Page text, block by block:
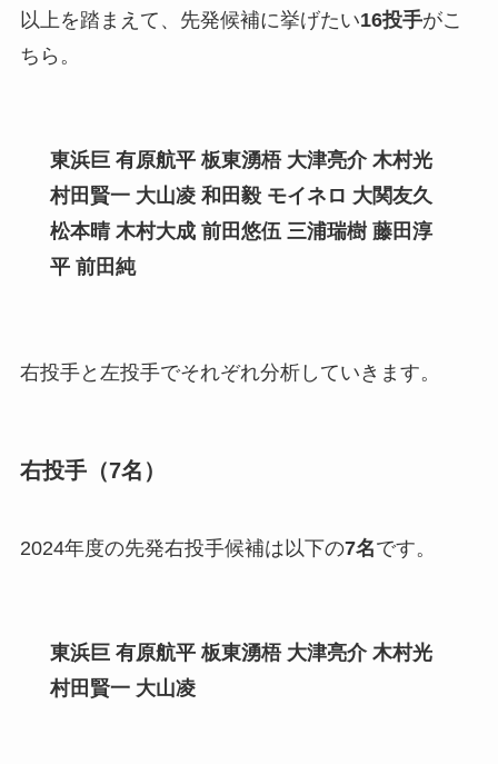
以上を踏まえて、先発候補に挙げたい16投手がこ
ちら。
東浜巨 有原航平 板東湧梧 大津亮介 木村光
村田賢一 大山凌和田毅 モイネロ 大関友久
松本晴 木村大成 前田悠伍 三浦瑞樹 藤田淳
平 前田純
右投手と左投手でそれぞれ分析していきます。
右投手（7名）
2024年度の先発右投手候補は以下の7名です。
東浜巨 有原航平 板東湧梧 大津亮介 木村光
村田賢一 大山凌